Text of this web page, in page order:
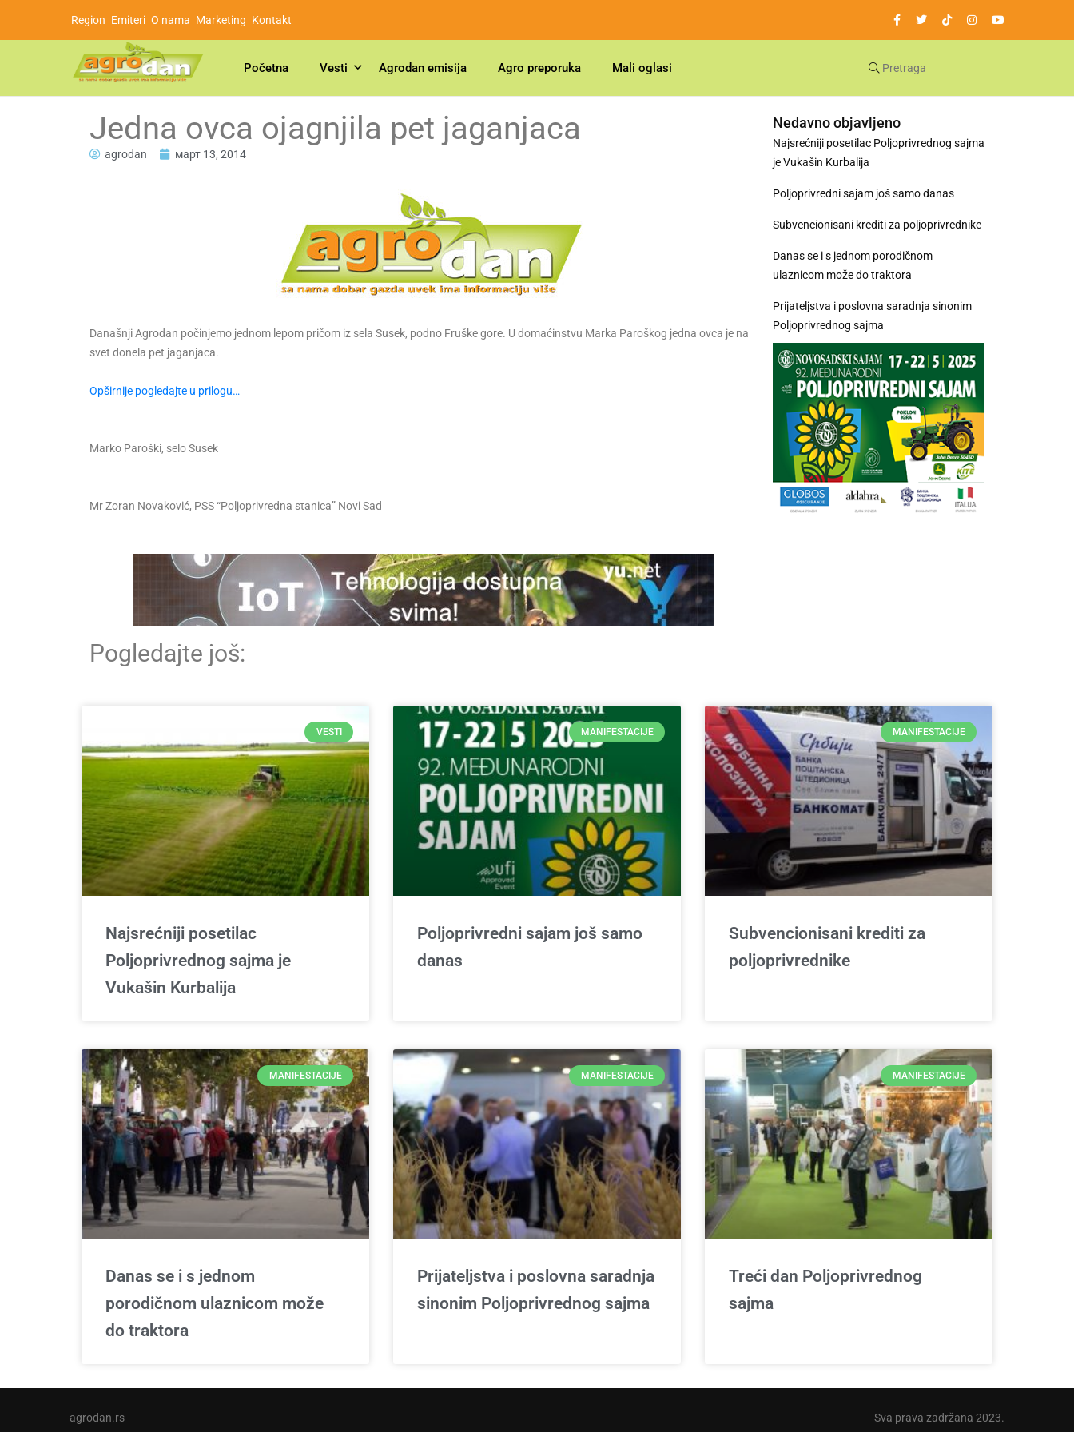
Region Emiteri O nama Marketing Kontakt
Početna Vesti Agrodan emisija Agro preporuka Mali oglasi
Jedna ovca ojagnjila pet jaganjaca
agrodan март 13, 2014
Današnji Agrodan počinjemo jednom lepom pričom iz sela Susek, podno Fruške gore. U domaćinstvu Marka Paroškog jedna ovca je na
svet donela pet jaganjaca.
Opširnije pogledajte u prilogu…
Marko Paroški, selo Susek
Mr Zoran Novaković, PSS “Poljoprivredna stanica” Novi Sad
Pogledajte još:
Nedavno objavljeno
Najsrećniji posetilac Poljoprivrednog sajma
je Vukašin Kurbalija
Poljoprivredni sajam još samo danas
Subvencionisani krediti za poljoprivrednike
Danas se i s jednom porodičnom
ulaznicom može do traktora
Prijateljstva i poslovna saradnja sinonim
Poljoprivrednog sajma
VESTI
Najsrećniji posetilac
Poljoprivrednog sajma je
Vukašin Kurbalija
MANIFESTACIJE
Poljoprivredni sajam još samo
danas
MANIFESTACIJE
Subvencionisani krediti za
poljoprivrednike
MANIFESTACIJE
Danas se i s jednom
porodičnom ulaznicom može
do traktora
MANIFESTACIJE
Prijateljstva i poslovna saradnja
sinonim Poljoprivrednog sajma
MANIFESTACIJE
Treći dan Poljoprivrednog
sajma
agrodan.rs Sva prava zadržana 2023.